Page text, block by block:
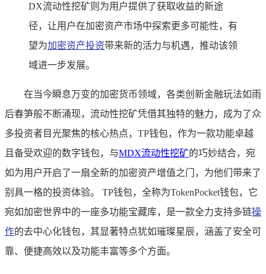
DX流动性挖矿则为用户提供了获取收益的新途
径，让用户在加密资产市场中探索更多可能性，有
望为加密资产投资带来新的活力与机遇，推动该领
域进一步发展。
在当今瞬息万变的加密货币领域，各类创新金融玩法如雨
后春笋般不断涌现，流动性挖矿凭借其独特的魅力，成为了众
多投资者目光聚焦的核心热点，TP钱包，作为一款功能卓越
且备受欢迎的数字钱包，与MDX流动性挖矿的巧妙结合，宛
如为用户开启了一扇全新的加密资产增值之门，为他们带来了
别具一格的投资体验。 TP钱包，全称为TokenPocket钱包，它
宛如加密世界中的一座多功能宝藏库，是一款全力支持多链操
作的去中心化钱包，其显著特点犹如璀璨星辰，涵盖了安全可
靠、便捷高效以及功能丰富等多个方面。